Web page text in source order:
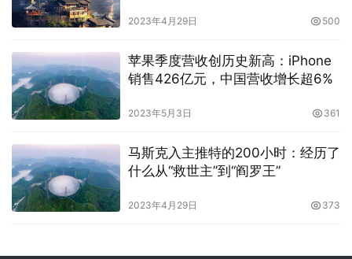
2023年4月29日 500
苹果季度营收创历史新高：iPhone
销售426亿元，中国营收增长超6%
2023年5月3日 361
马斯克入主推特的200小时：经历了
什么从“救世主”到“阎罗王”
2023年4月29日 373